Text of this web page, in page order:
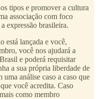
tipos e promover a cultura
associação com foco
expressão brasileira.
está lançada e você,
você nos ajudará a
e poderá requisitar
a sua própria liberdade de
análise caso a caso que
você acredita. Caso
como membro